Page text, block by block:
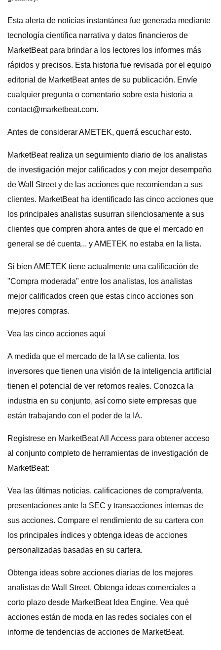
Esta alerta de noticias instantánea fue generada mediante
tecnología científica narrativa y datos financieros de
MarketBeat para brindar a los lectores los informes más
rápidos y precisos. Esta historia fue revisada por el equipo
editorial de MarketBeat antes de su publicación. Envíe
cualquier pregunta o comentario sobre esta historia a
contact@marketbeat.com.
Antes de considerar AMETEK, querrá escuchar esto.
MarketBeat realiza un seguimiento diario de los analistas
de investigación mejor calificados y con mejor desempeño
de Wall Street y de las acciones que recomiendan a sus
clientes. MarketBeat ha identificado las cinco acciones que
los principales analistas susurran silenciosamente a sus
clientes que compren ahora antes de que el mercado en
general se dé cuenta... y AMETEK no estaba en la lista.
Si bien AMETEK tiene actualmente una calificación de
"Compra moderada" entre los analistas, los analistas
mejor calificados creen que estas cinco acciones son
mejores compras.
Vea las cinco acciones aquí
A medida que el mercado de la IA se calienta, los
inversores que tienen una visión de la inteligencia artificial
tienen el potencial de ver retornos reales. Conozca la
industria en su conjunto, así como siete empresas que
están trabajando con el poder de la IA.
Regístrese en MarketBeat All Access para obtener acceso
al conjunto completo de herramientas de investigación de
MarketBeat:
Vea las últimas noticias, calificaciones de compra/venta,
presentaciones ante la SEC y transacciones internas de
sus acciones. Compare el rendimiento de su cartera con
los principales índices y obtenga ideas de acciones
personalizadas basadas en su cartera.
Obtenga ideas sobre acciones diarias de los mejores
analistas de Wall Street. Obtenga ideas comerciales a
corto plazo desde MarketBeat Idea Engine. Vea qué
acciones están de moda en las redes sociales con el
informe de tendencias de acciones de MarketBeat.